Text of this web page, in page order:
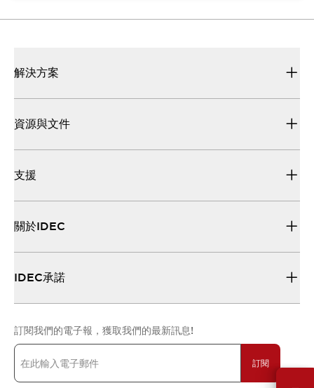
解決方案
資源與文件
支援
關於IDEC
IDEC承諾
訂閱我們的電子報，獲取我們的最新訊息!
訂閱